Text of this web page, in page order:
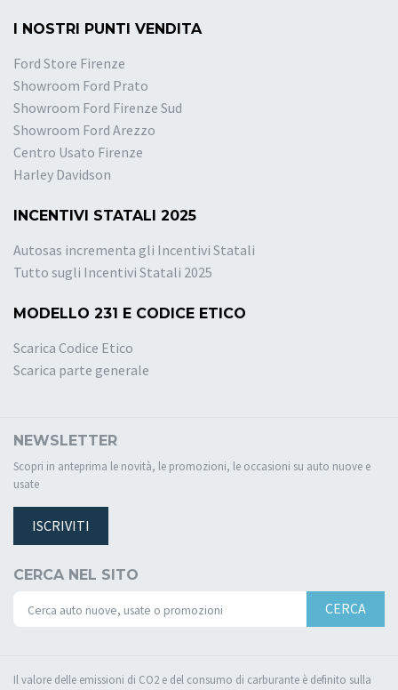
I NOSTRI PUNTI VENDITA
Ford Store Firenze
Showroom Ford Prato
Showroom Ford Firenze Sud
Showroom Ford Arezzo
Centro Usato Firenze
Harley Davidson
INCENTIVI STATALI 2025
Autosas incrementa gli Incentivi Statali
Tutto sugli Incentivi Statali 2025
MODELLO 231 E CODICE ETICO
Scarica Codice Etico
Scarica parte generale
NEWSLETTER
Scopri in anteprima le novità, le promozioni, le occasioni su auto nuove e
usate
ISCRIVITI
CERCA NEL SITO
CERCA
Il valore delle emissioni di CO2 e del consumo di carburante è definito sulla